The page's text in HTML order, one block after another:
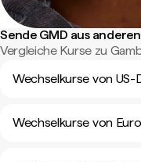
Sende GMD aus
Vergleiche Kurse zu
Wechselkurse von US-
Wechselkurse von